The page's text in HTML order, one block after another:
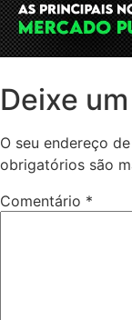
Deixe
O seu endereço
obrigatórios são
Comentário *